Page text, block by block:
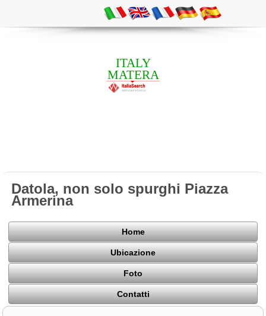
ITALY
MATERA
Datola, non solo spurghi Piazza
Armerina
Home
Ubicazione
Foto
Contatti